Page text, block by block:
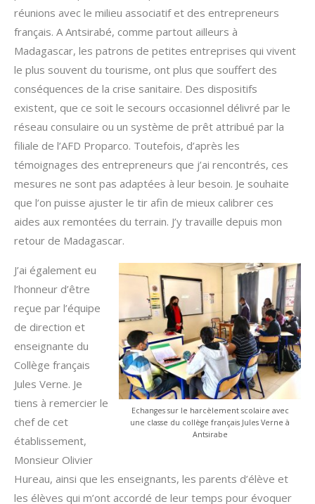
réunions avec le milieu associatif et des entrepreneurs
français. A Antsirabé, comme partout ailleurs à
Madagascar, les patrons de petites entreprises qui vivent
le plus souvent du tourisme, ont plus que souffert des
conséquences de la crise sanitaire. Des dispositifs
existent, que ce soit le secours occasionnel délivré par le
réseau consulaire ou un système de prêt attribué par la
filiale de l’AFD Proparco. Toutefois, d’après les
témoignages des entrepreneurs que j’ai rencontrés, ces
mesures ne sont pas adaptées à leur besoin. Je souhaite
que l’on puisse ajuster le tir afin de mieux calibrer ces
aides aux remontées du terrain. J’y travaille depuis mon
retour de Madagascar.
Echanges sur le harcèlement scolaire avec
une classe du collège français Jules Verne à
Antsirabe
J’ai également eu
l’honneur d’être
reçue par l’équipe
de direction et
enseignante du
Collège français
Jules Verne. Je
tiens à remercier le
chef de cet
établissement,
Monsieur Olivier
Hureau, ainsi que les enseignants, les parents d’élève et
les élèves qui m’ont accordé de leur temps pour évoquer